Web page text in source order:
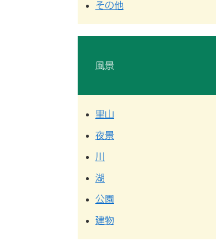
その他
風景
里山
夜景
川
湖
公園
建物